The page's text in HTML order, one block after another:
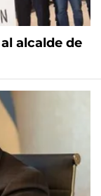
alcalde de